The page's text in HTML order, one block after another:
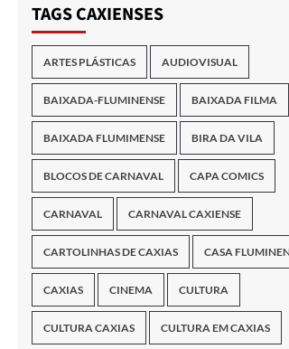
TAGS CAXIENSES
ARTES PLÁSTICAS AUDIOVISUAL
BAIXADA-FLUMINENSE BAIXADA FILMA
BAIXADA FLUMIMENSE BIRA DA VILA
BLOCOS DE CARNAVAL CAPA COMICS
CARNAVAL CARNAVAL CAXIENSE
CARTOLINHAS DE CAXIAS CASA
CAXIAS CINEMA CULTURA
CULTURA CAXIAS CULTURA EM CAXIAS